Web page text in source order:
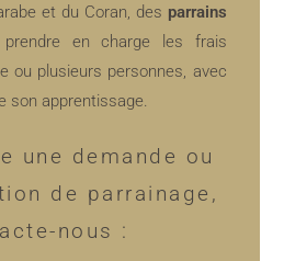
et du Coran, des parrains
prendre en charge les frais
ou plusieurs personnes, avec
son apprentissage.
une demande ou
de parrainage,
nous :